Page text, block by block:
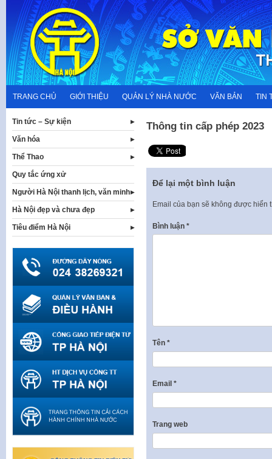
content
TRANG CHỦ GIỚI THIỆU QUẢN LÝ NHÀ NƯỚC VĂN BẢN TIN
Thông tin cấp phép 2023
Để lại một bình luận
Email của bạn sẽ không được hiển
Bình luận *
Tên *
Email *
Trang web
Tin tức – Sự kiện
Văn hóa
Thể Thao
Quy tắc ứng xử
Người Hà Nội thanh lịch, văn minh
Hà Nội đẹp và chưa đẹp
Tiêu điểm Hà Nội